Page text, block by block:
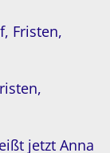
Fristen,
jetzt Anna